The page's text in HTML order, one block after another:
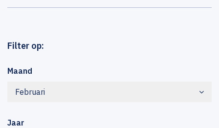
Filter op:
Maand
Februari
Jaar